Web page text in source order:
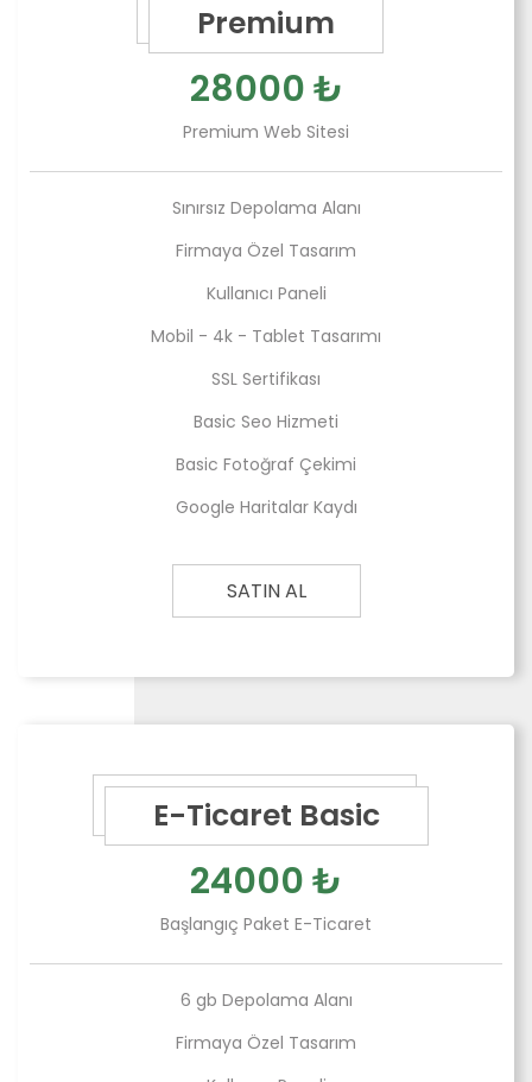
Premium
28000 ₺
Premium Web Sitesi
Sınırsız Depolama Alanı
Firmaya Özel Tasarım
Kullanıcı Paneli
Mobil - 4k - Tablet Tasarımı
SSL Sertifikası
Basic Seo Hizmeti
Basic Fotoğraf Çekimi
Google Haritalar Kaydı
SATIN AL
E-Ticaret Basic
24000 ₺
Başlangıç Paket E-Ticaret
6 gb Depolama Alanı
Firmaya Özel Tasarım